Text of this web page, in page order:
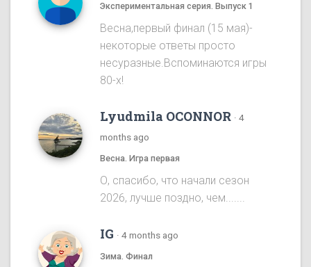
Экспериментальная серия. Выпуск 1
Весна,первый финал (15 мая)-
некоторые ответы просто
несуразные.Вспоминаются игры
80-х!
Lyudmila OCONNOR · 4
months ago
Весна. Игра первая
О, спасибо, что начали сезон
2026, лучше поздно, чем.......
IG · 4 months ago
Зима. Финал